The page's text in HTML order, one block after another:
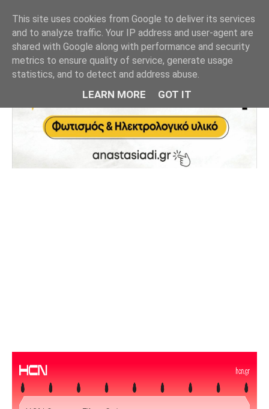
This site uses cookies from Google to deliver its services
and to analyze traffic. Your IP address and user-agent are
shared with Google along with performance and security
metrics to ensure quality of service, generate usage
statistics, and to detect and address abuse.
LEARN MORE GOT IT